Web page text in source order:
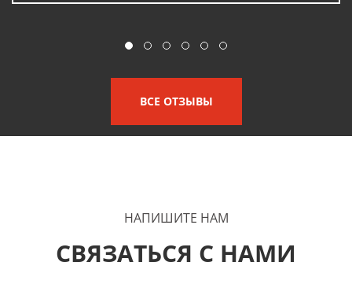
ВСЕ ОТЗЫВЫ
НАПИШИТЕ НАМ
СВЯЗАТЬСЯ С НАМИ